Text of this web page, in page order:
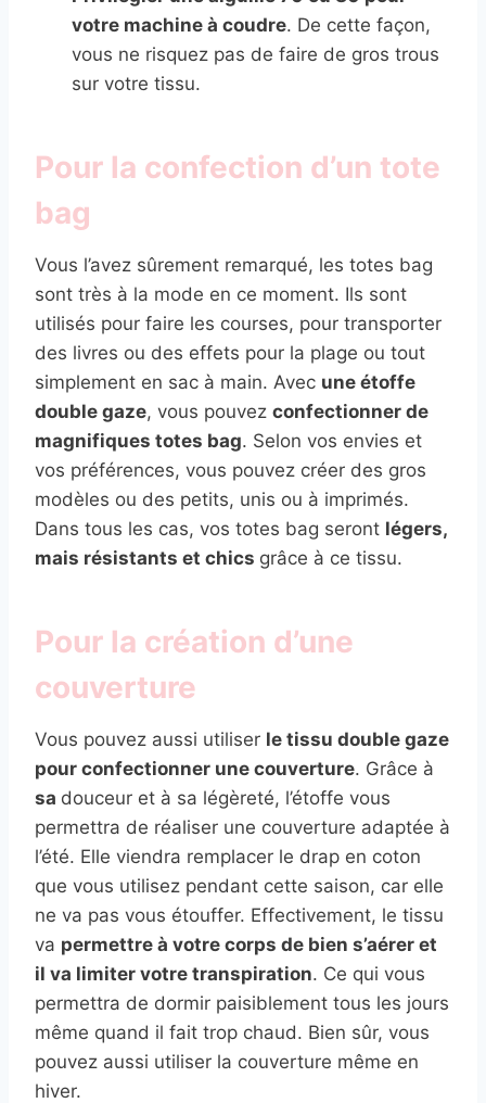
votre machine à coudre. De cette façon,
vous ne risquez pas de faire de gros trous
sur votre tissu.
Pour la confection d’un tote
bag
Vous l’avez sûrement remarqué, les totes bag
sont très à la mode en ce moment. Ils sont
utilisés pour faire les courses, pour transporter
des livres ou des effets pour la plage ou tout
simplement en sac à main. Avec une étoffe
double gaze, vous pouvez confectionner de
magnifiques totes bag. Selon vos envies et
vos préférences, vous pouvez créer des gros
modèles ou des petits, unis ou à imprimés.
Dans tous les cas, vos totes bag seront légers,
mais résistants et chics grâce à ce tissu.
Pour la création d’une
couverture
Vous pouvez aussi utiliser le tissu double gaze
pour confectionner une couverture. Grâce à
sa douceur et à sa légèreté, l’étoffe vous
permettra de réaliser une couverture adaptée à
l’été. Elle viendra remplacer le drap en coton
que vous utilisez pendant cette saison, car elle
ne va pas vous étouffer. Effectivement, le tissu
va permettre à votre corps de bien s’aérer et
il va limiter votre transpiration. Ce qui vous
permettra de dormir paisiblement tous les jours
même quand il fait trop chaud. Bien sûr, vous
pouvez aussi utiliser la couverture même en
hiver.